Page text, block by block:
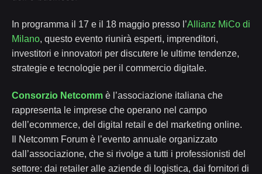
In programma il 17 e il 18 maggio presso l’Allianz MiCo di
Milano, questo evento riunirà esperti, imprenditori,
investitori e innovatori per discutere le ultime tendenze,
strategie e tecnologie per il commercio digitale.
Consorzio Netcomm è l’associazione italiana che
rappresenta le imprese che operano nel campo
dell’ecommerce, del digital retail e del marketing online.
Il Netcomm Forum è l’evento annuale organizzato
dall’associazione, che si rivolge a tutti i professionisti del
settore: dai retailer alle aziende di logistica, dai fornitori di